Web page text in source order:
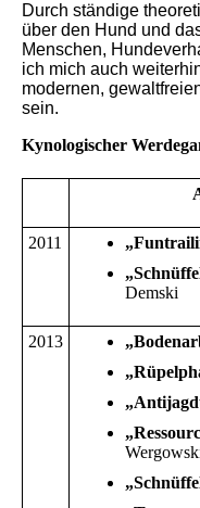
Durch ständige
über den Hund und
Menschen,
ich mich auch
modernen,
sein.
Kynologischer
2011
Demski
2013